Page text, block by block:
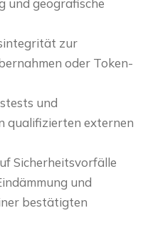
und geografische
zur
oder Token-
und
qualifizierten externen
Sicherheitsvorfälle
und
bestätigten